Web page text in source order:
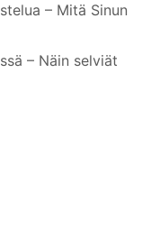
– Mitä Sinun
– Näin selviät